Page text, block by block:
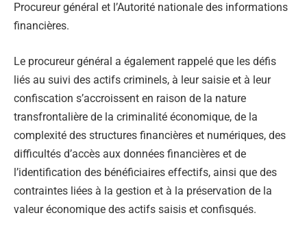
Procureur général et l’Autorité nationale des informations
financières.
Le procureur général a également rappelé que les défis
liés au suivi des actifs criminels, à leur saisie et à leur
confiscation s’accroissent en raison de la nature
transfrontalière de la criminalité économique, de la
complexité des structures financières et numériques, des
difficultés d’accès aux données financières et de
l’identification des bénéficiaires effectifs, ainsi que des
contraintes liées à la gestion et à la préservation de la
valeur économique des actifs saisis et confisqués.